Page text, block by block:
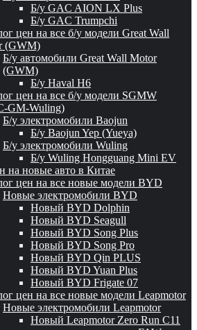
Б/у GAC AION LX Plus
Б/у GAC Trumpchi
цен на все б/у модели Great Wall
(GWM)
Б/у автомобили Great Wall Motor
(GWM)
Б/у Haval H6
цен на все б/у модели SGMW
GM-Wuling)
Б/у электромобили Baojun
Б/у Baojun Yep (Yueya)
Б/у электромобили Wuling
Б/у Wuling Hongguang Mini EV
на новые авто в Китае
цен на все новые модели BYD
Новые электромобили BYD
Новый BYD Dolphin
Новый BYD Seagull
Новый BYD Song Plus
Новый BYD Song Pro
Новый BYD Qin PLUS
Новый BYD Yuan Plus
Новый BYD Frigate 07
цен на все новые модели Leapmotor
Новые электромобили Leapmotor
Новый Leapmotor Zero Run C11